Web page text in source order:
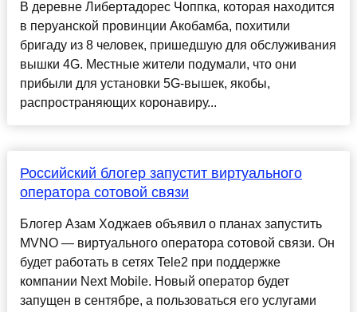
В деревне Либертадорес Чоппка, которая находится
в перуанской провинции Акобамба, похитили
бригаду из 8 человек, пришедшую для обслуживания
вышки 4G. Местные жители подумали, что они
прибыли для установки 5G-вышек, якобы,
распространяющих коронавиру...
Российский блогер запустит виртуального
оператора сотовой связи
Блогер Азам Ходжаев объявил о планах запустить
MVNO — виртуального оператора сотовой связи. Он
будет работать в сетях Tele2 при поддержке
компании Next Mobile. Новый оператор будет
запущен в сентябре, а пользоваться его услугами